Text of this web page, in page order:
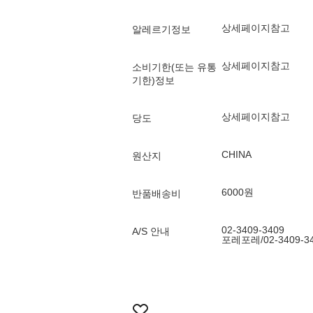
알레르기정보 상세페이지참고
소비기한(또는 유통
기한)정보
상세페이지참고
당도 상세페이지참고
원산지 CHINA
반품배송비 6000원
A/S 안내
02-3409-3409
포레포레/02-3409-